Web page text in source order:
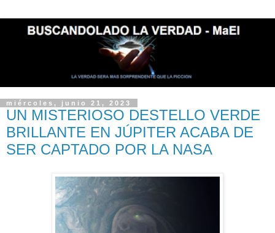
miércoles, junio 21, 2023
UN MISTERIOSO DESTELLO VERDE
BRILLANTE EN JÚPITER ACABA DE
SER CAPTADO POR LA NASA